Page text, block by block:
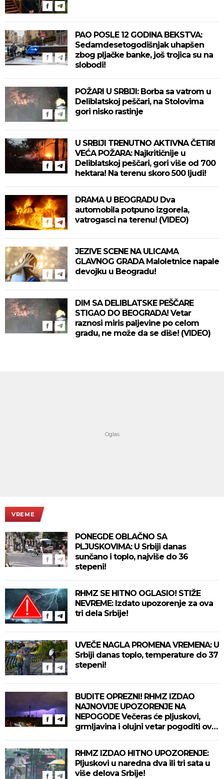
PAO POSLE 12 GODINA BEKSTVA:
Sedamdesetogodišnjak uhapšen
zbog pljačke banke, još trojica su na
slobodi!
POŽARI U SRBIJI: Borba sa vatrom u
Deliblatskoj peščari, na Stolovima
gori nisko rastinje
U SRBIJI TRENUTNO AKTIVNA ČETIRI
VEĆA POŽARA: Najkritičnije u
Deliblatskoj peščari, gori više od 700
hektara! Na terenu skoro 500 ljudi!
DRAMA U BEOGRADU Dva
automobila potpuno izgorela,
vatrogasci na terenu! (VIDEO)
JEZIVE SCENE NA ULICAMA
GLAVNOG GRADA Maloletnice napale
devojku u Beogradu!
DIM SA DELIBLATSKE PEŠČARE
STIGAO DO BEOGRADA! Vetar
raznosi miris paljevine po celom
gradu, ne može da se diše! (VIDEO)
VREME
PONEGDE OBLAČNO SA
PLJUSKOVIMA: U Srbiji danas
sunčano i toplo, najviše do 36
stepeni!
RHMZ SE HITNO OGLASIO! STIŽE
NEVREME: Izdato upozorenje za ova
tri dela Srbije!
UVEČE NAGLA PROMENA VREMENA: U
Srbiji danas toplo, temperature do 37
stepeni!
BUDITE OPREZNI! RHMZ IZDAO
NAJNOVIJE UPOZORENJE NA
NEPOGODE Večeras će pljuskovi,
grmljavina i olujni vetar pogoditi ove
RHMZ IZDAO HITNO UPOZORENJE:
Pljuskovi u naredna dva ili tri sata u
više delova Srbije!